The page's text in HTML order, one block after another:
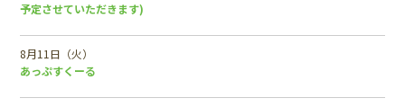
予定させていただきます)
8月11日（火）
あっぷすくーる